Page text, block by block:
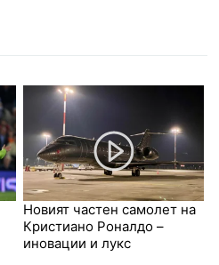
Новият частен самолет на
Кристиано Роналдо –
иновации и лукс